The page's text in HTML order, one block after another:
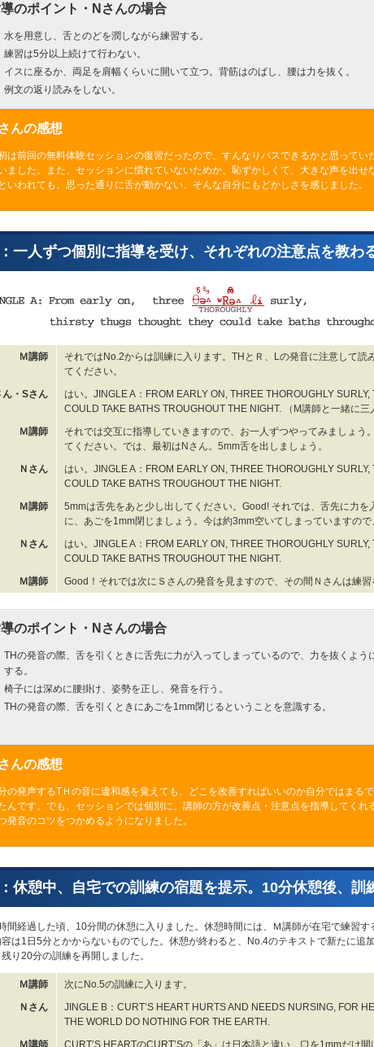
のポイント・Nさんの場合
水を用意し、舌とのどを潤しながら練習する。
練習は5分以上続けて行わない。
イスに座るか、両足を肩幅くらいに開いて立つ。背筋はのばし、腰は力を抜く。
例文の返り読みをしない。
んの感想
は前回の無料体験セッションの復習だったので、すんなりパスできるかと思ってい
ました。また、セッションに慣れていないためか、恥ずかしくて、大きな声を出せ
いわれても、思った通りに舌が動かない、そんな自分にもどかしさを感じました。
一人ずつ個別に指導を受け、それぞれの注意点を教わ
Ｍ講師
それではNo.2からは訓練に入ります。THとＲ、Lの発音に注意して読
てください。
ん・Sさん
はい。JINGLE A：FROM EARLY ON, THREE THOROUGHLY
COULD TAKE BATHS TROUGHOUT THE NIGHT. （M講師と一緒に三
Ｍ講師
それでは交互に指導していきますので、お一人ずつやってみましょう
てください。では、最初はNさん。5mm舌を出しましょう。
Ｎさん
はい。JINGLE A：FROM EARLY ON, THREE THOROUGHLY
COULD TAKE BATHS TROUGHOUT THE NIGHT.
Ｍ講師
5mmは舌先をあと少し出してください。Good! それでは、舌先に力
に、あごを1mm閉じましょう。今は約3mm空いてしまっていますので
Ｎさん
はい。JINGLE A：FROM EARLY ON, THREE THOROUGHLY
COULD TAKE BATHS TROUGHOUT THE NIGHT.
Ｍ講師
Good！それでは次にＳさんの発音を見ますので、その間Ｎさんは練習
のポイント・Nさんの場合
THの発音の際、舌を引くときに舌先に力が入ってしまっているので、力を抜くよう
する。
椅子には深めに腰掛け、姿勢を正し、発音を行う。
THの発音の際、舌を引くときにあごを1mm閉じるということを意識する。
んの感想
の発声するTＨの音に違和感を覚えても、どこを改善すればいいのか自分ではまる
んです。でも、セッションでは個別に、講師の方が改善点・注意点を指導してくれ
発音のコツをつかめるようになりました。
休憩中、自宅での訓練の宿題を提示。10分休憩後、訓
間経過した頃、10分間の休憩に入りました。休憩時間には、Ｍ講師が在宅で練習
は1日5分とかからないものでした。休憩が終わると、No.4のテキストで新たに追
り20分の訓練を再開しました。
Ｍ講師
次にNo.5の訓練に入ります。
Ｎさん
JINGLE B：CURT’S HEART HURTS AND NEEDS NURSING, FOR
THE WORLD DO NOTHING FOR THE EARTH.
Ｍ講師
CURT’S HEARTのCURT’Sの「あ」は日本語と違い、口を1mmだけ